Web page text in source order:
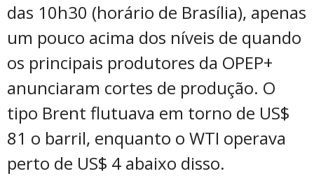
das 10h30 (horário de Brasília), apenas
um pouco acima dos níveis de quando
os principais produtores da OPEP+
anunciaram cortes de produção. O
tipo Brent flutuava em torno de US$
81 o barril, enquanto o WTI operava
perto de US$ 4 abaixo disso.